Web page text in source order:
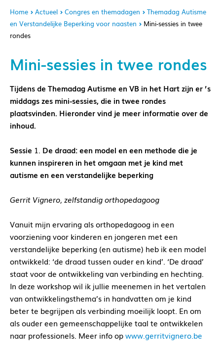
Home Actueel Congres en themadagen
Themadag Autisme
en Verstandelijke Beperking voor naasten
Mini-sessies in twee
rondes
Mini-sessies in twee rondes
Tijdens de Themadag Autisme en VB in het Hart zijn er ’s
middags zes mini-sessies, die in twee rondes
plaatsvinden. Hieronder vind je meer informatie over de
inhoud.
Sessie 1. De draad:een model en een methode die je
kunnen inspireren in het omgaan met je kind met
autisme en een verstandelijke beperking
Gerrit Vignero, zelfstandig orthopedagoog
Vanuit mijn ervaring als orthopedagoog in een
voorziening voor kinderen en jongeren met een
verstandelijke beperking (en autisme) heb ik een model
ontwikkeld: ‘de draad tussen ouder en kind’. ‘De draad’
staat voor de ontwikkeling van verbinding en hechting.
In deze workshop wil ik jullie meenemen in het vertalen
van ontwikkelingsthema’s in handvatten om je kind
beter te begrijpen als verbinding moeilijk loopt. En om
als ouder een gemeenschappelijke taal te ontwikkelen
naar professionels. Meer info opwww.gerritvignero.be